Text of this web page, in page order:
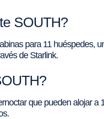
SOUTH?
para 11 huéspedes,
de Starlink.
que pueden alojar